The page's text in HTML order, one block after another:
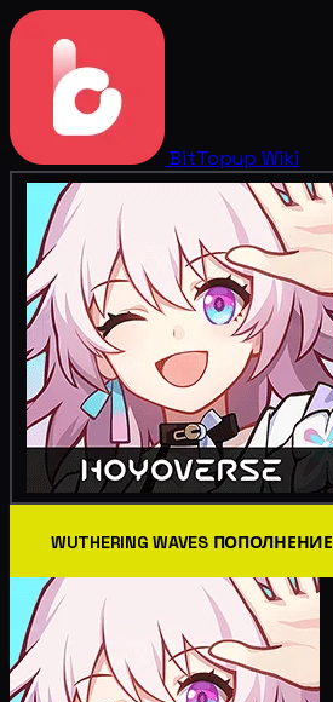
BitTopup Wiki
WUTHERING WAVES ПОПОЛНЕНИЕ